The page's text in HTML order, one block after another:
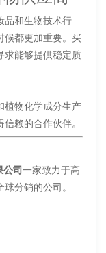
品和生物技术行
候都更加重要。买
求能够提供稳定质
植物化学成分生产
赖的合作伙伴。
公司一家致力于高
分销的公司。